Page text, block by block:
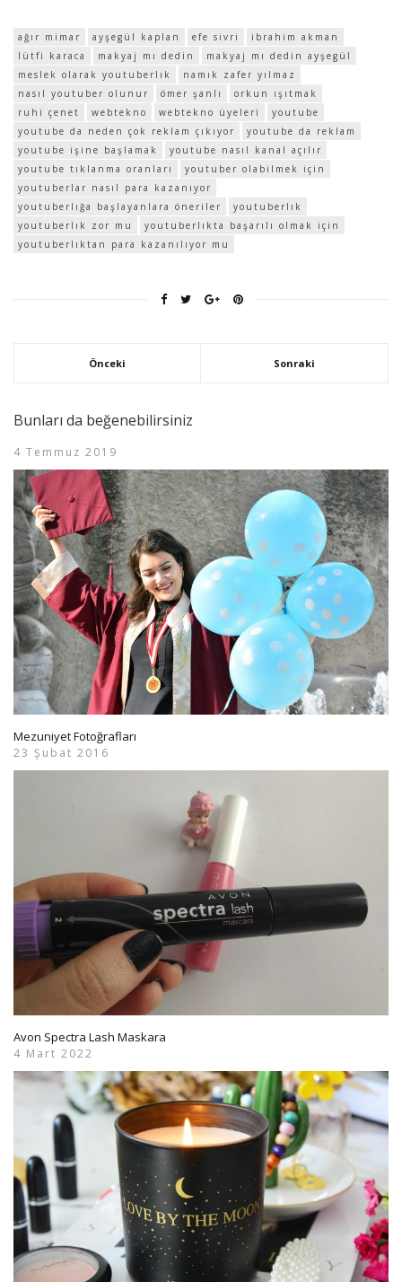
ağır mimar ayşegül kaplan efe sivri
ibrahim akman
lütfi karaca
makyaj mı dedin
makyaj mı dedin ayşegül
meslek olarak youtuberlık
namık zafer yılmaz
nasıl youtuber olunur
ömer şanlı
orkun ışıtmak
ruhi çenet
webtekno webtekno üyeleri
youtube
youtube da neden çok reklam çıkıyor
youtube da reklam
youtube işine başlamak
youtube nasıl kanal açılır
youtube tıklanma oranları
youtuber olabilmek için
youtuberlar nasıl para kazanıyor
youtuberlığa başlayanlara öneriler
youtuberlık
youtuberlık zor mu
youtuberlıkta başarılı olmak için
youtuberlıktan para kazanılıyor mu
Önceki Sonraki
Bunları da beğenebilirsiniz
4 Temmuz 2019
Mezuniyet Fotoğrafları
23 Şubat 2016
Avon Spectra Lash Maskara
4 Mart 2022